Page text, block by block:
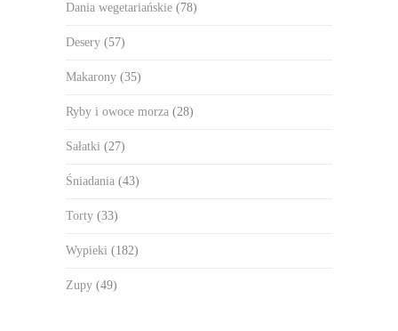
Dania wegetariańskie (78)
Desery (57)
Makarony (35)
Ryby i owoce morza (28)
Sałatki (27)
Śniadania (43)
Torty (33)
Wypieki (182)
Zupy (49)